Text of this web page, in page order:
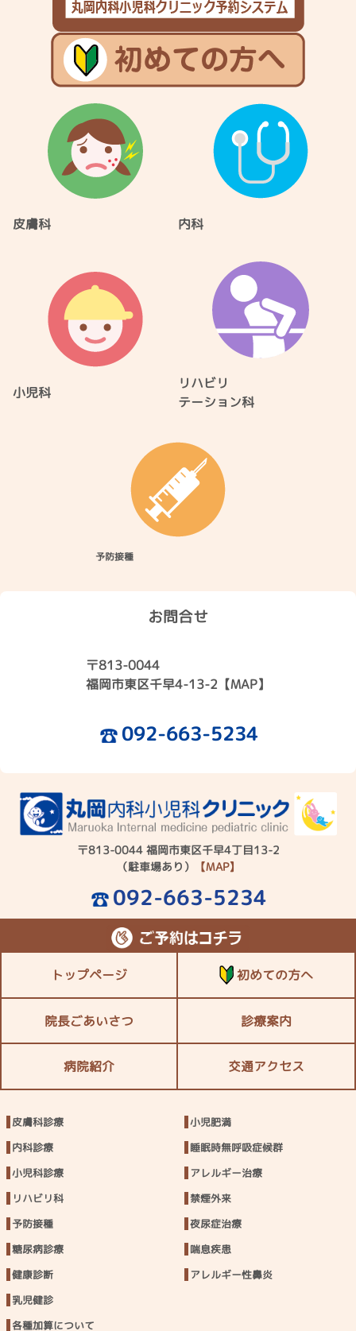
皮膚科 内科
小児科
リハビリ
テーション科
予防接種
お問合せ
〒813-0044
福岡市東区千早4-13-2 【MAP】
092-663-5234
〒813-0044 福岡市東区千早4丁目13-2
（駐車場あり）
【MAP】
092-663-5234
トップページ 初めての方へ
院長ごあいさつ 診療案内
病院紹介 交通アクセス
皮膚科診療
内科診療
小児科診療
リハビリ科
予防接種
糖尿病診療
健康診断
乳児健診
各種加算について
小児肥満
睡眠時無呼吸症候群
アレルギー治療
禁煙外来
夜尿症治療
喘息疾患
アレルギー性鼻炎